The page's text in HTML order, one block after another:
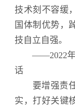
技术刻不容缓
国体制优势，
技自立自强。
——2022年6
话
要增强责任
实，打好关键